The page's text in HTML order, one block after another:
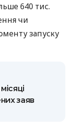
640 тис.
чи
запуску
заяв